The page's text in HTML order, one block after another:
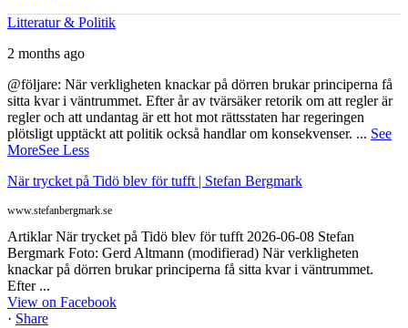
Litteratur & Politik
2 months ago
@följare: När verkligheten knackar på dörren brukar principerna få
sitta kvar i väntrummet. Efter år av tvärsäker retorik om att regler är
regler och att undantag är ett hot mot rättsstaten har regeringen
plötsligt upptäckt att politik också handlar om konsekvenser. ... See
MoreSee Less
När trycket på Tidö blev för tufft | Stefan Bergmark
www.stefanbergmark.se
Artiklar När trycket på Tidö blev för tufft 2026-06-08 Stefan
Bergmark Foto: Gerd Altmann (modifierad) När verkligheten
knackar på dörren brukar principerna få sitta kvar i väntrummet.
Efter ...
View on Facebook
· Share